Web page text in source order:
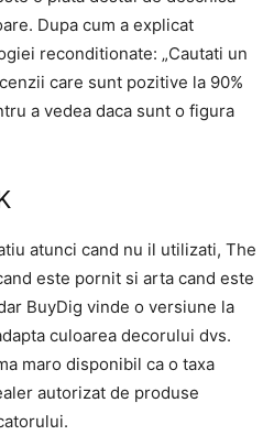
Dupa cum a explicat
reconditionate: „Cautati un
care sunt pozitive la 90%
a vedea daca sunt o figura
atunci cand nu il utilizati, The
este pornit si arta cand este
BuyDig vinde o versiune la
culoarea decorului dvs.
maro disponibil ca o taxa
autorizat de produse